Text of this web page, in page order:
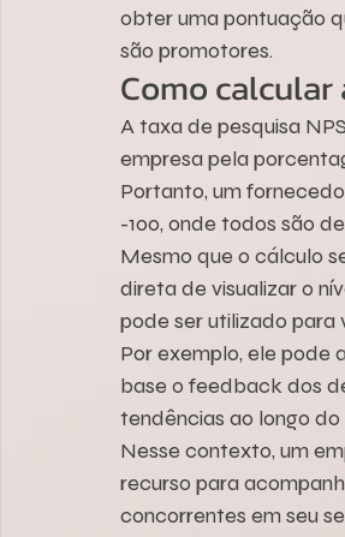
obter uma pontuação
são promotores.
Como calcular
A taxa de pesquisa
empresa pela
Portanto, um
-100, onde todos são
Mesmo que o cálculo
direta de visualizar o
pode ser utilizado para
Por exemplo, ele pode
base o feedback dos
tendências ao longo
Nesse contexto, um
recurso para
concorrentes em seu